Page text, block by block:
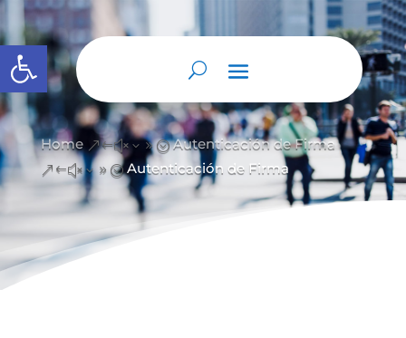
Abrir barra de herramientas
Home &#x39; Autenticación de Firma
&#x39; Autenticación de Firma